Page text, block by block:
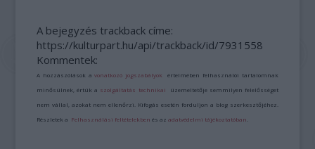
A bejegyzés trackback címe:
https://kulturpart.hu/api/trackback/id/7931558
Kommentek:
A hozzászólások avonatkozó jogszabályok értelmében felhasználói tartalomnak
minősülnek, értük a szolgáltatás technikai üzemeltetője semmilyen felelősséget
nem vállal, azokat nem ellenőrzi. Kifogás esetén forduljon a blog szerkesztőjéhez.
Részletek a Felhasználási feltételekben és azadatvédelmi tájékoztatóban